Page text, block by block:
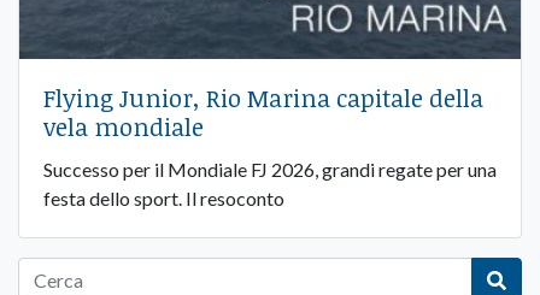
Flying Junior, Rio Marina capitale della
vela mondiale
Successo per il Mondiale FJ 2026, grandi regate per una
festa dello sport. Il resoconto